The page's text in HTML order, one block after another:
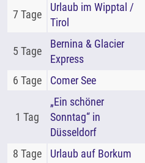
7 Tage
Urlaub im Wipptal /
Tirol
5 Tage
Bernina & Glacier
Express
6 Tage Comer See
1 Tag
„Ein schöner
Sonntag“ in
Düsseldorf
8 Tage Urlaub auf Borkum